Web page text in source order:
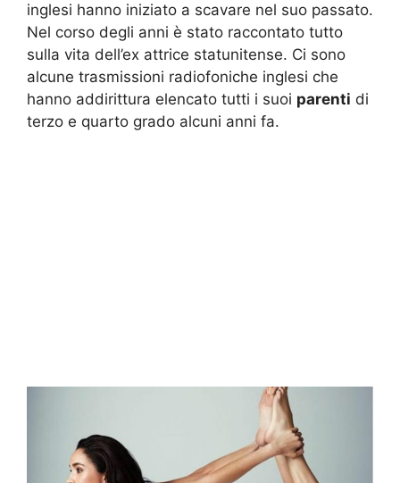
inglesi hanno iniziato a scavare nel suo passato.
Nel corso degli anni è stato raccontato tutto
sulla vita dell’ex attrice statunitense. Ci sono
alcune trasmissioni radiofoniche inglesi che
hanno addirittura elencato tutti i suoi parenti di
terzo e quarto grado alcuni anni fa.